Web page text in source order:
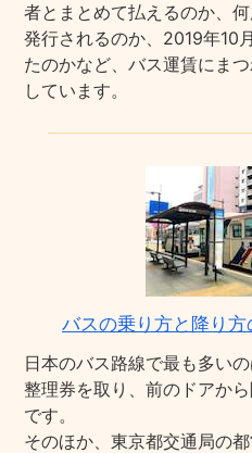
者とまとめて払えるのか、
発行されるのか、2019年10
たのかなど、バス運賃にま
しています。
バスの乗り方と降り
日本のバス路線で最も多い
整理券を取り、前のドアか
です。
そのほか、東京都交通局の